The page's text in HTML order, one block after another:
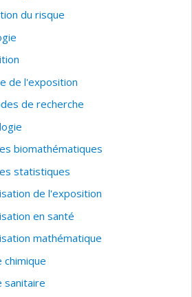
du risque
de l'exposition
de recherche
biomathématiques
statistiques
de l'exposition
en santé
mathématique
chimique
sanitaire